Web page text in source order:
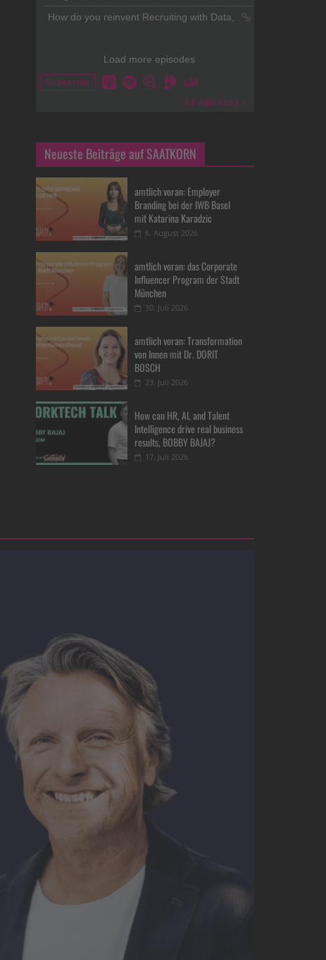
Neueste Beiträge auf SAATKORN
amtlich voran: Employer
Branding bei der IWB Basel
mit Katarina Karadzic
6. August 2026
amtlich voran: das Corporate
Influencer Program der Stadt
München
30. Juli 2026
amtlich voran: Transformation
von Innen mit Dr. DORIT
BOSCH
23. Juli 2026
How can HR, AI, and Talent
Intelligence drive real business
results, BOBBY BAJAJ?
17. Juli 2026